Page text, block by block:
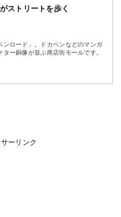
ストリートを歩く
ンロード」。ドカベンなどのマンガ
ー銅像が並ぶ商店街モールです。
ーリンク